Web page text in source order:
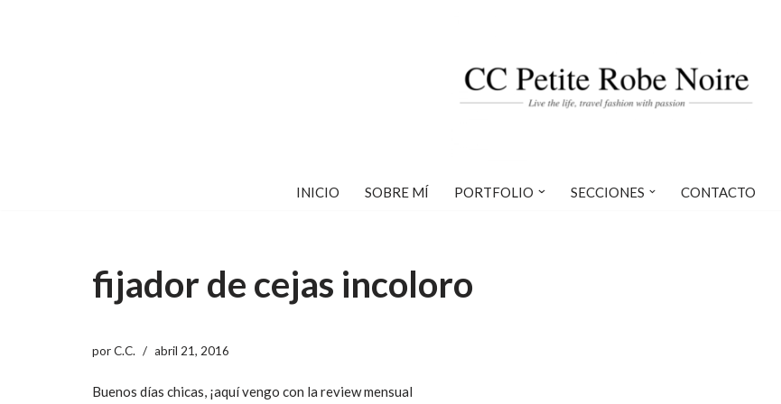
INICIO SOBRE MÍ PORTFOLIO SECCIONES CONTACTO
fijador de cejas incoloro
porC.C. abril 21, 2016
Buenos días chicas, ¡aquí vengo con la review mensual